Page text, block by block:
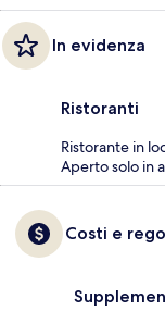
In evidenza
Ristoranti
Ristorante in
Aperto solo in
Costi e